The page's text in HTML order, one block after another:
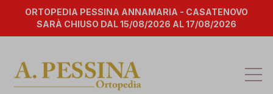
ORTOPEDIA PESSINA ANNAMARIA - CASATENOVO
SARÀ CHIUSO DAL 15/08/2026 AL 17/08/2026